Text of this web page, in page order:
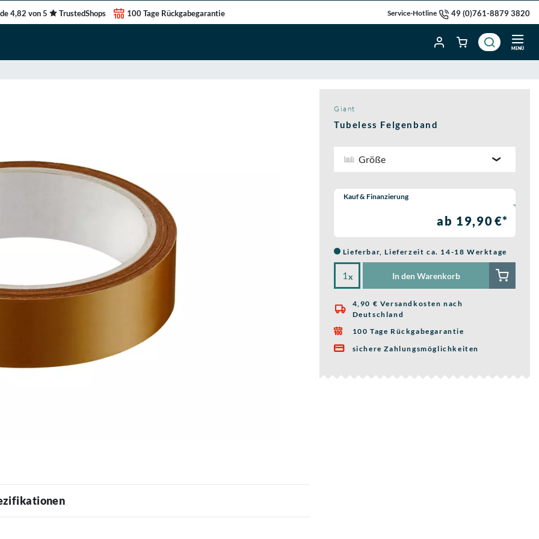
4,82 von 5 TrustedShops 100 Tage Rückgabegarantie Service-Hotline 49 (0)761-8879 3820
MENÜ
Giant
Tubeless Felgenband
Größe
Wähle eine Preisoption:
Kauf & Finanzierung
ab 19,90 €*
Lieferbar, Lieferzeit ca. 14-18 Werktage
x In den Warenkorb

4,90 € Versandkosten nach
Deutschland
 100 Tage Rückgabegarantie
 sichere Zahlungsmöglichkeiten